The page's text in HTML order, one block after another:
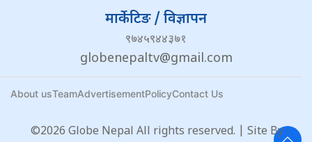
मार्केटिङ / विज्ञापन
९७४५९४४३७१
globenepaltv@gmail.com
About usTeamAdvertisementPolicyContact Us
©2026 Globe Nepal All rights reserved. | Site By :